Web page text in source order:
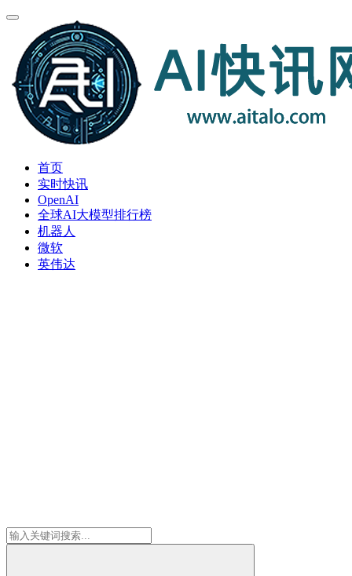
首页
实时快讯
OpenAI
全球AI大模型排行榜
机器人
微软
英伟达